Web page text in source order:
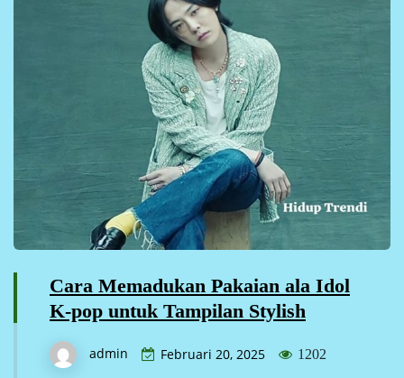
Cara Memadukan Pakaian ala Idol
K-pop untuk Tampilan Stylish
admin Februari 20, 2025 1202